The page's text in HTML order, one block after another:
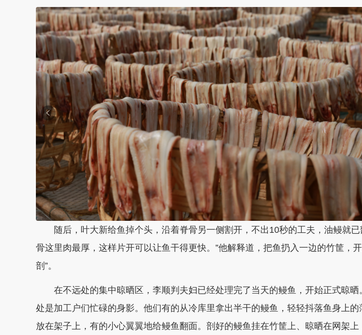
随后，叶大新给鱼掉个头，沿着脊骨另一侧割开，不出10秒的工夫，油鳗就已
骨这里肉最厚，这样片开可以让鱼干得更快。”他解释道，把鱼扔入一边的竹筐，
剖”。
在不远处的集中晾晒区，李顺判夫妇已经处理完了当天的鳗鱼，开始正式晾晒
处是加工户们忙碌的身影。他们有的从冷库里拿出半干的鳗鱼，轻轻抖落鱼身上的
放在架子上，有的小心翼翼地给鳗鱼翻面。剖好的鳗鱼挂在竹筐上、晾晒在网架上